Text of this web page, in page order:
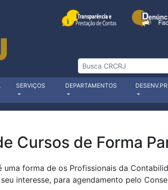
SERVIÇOS DEPARTAMENTOS
Cursos de Forma
forma de os Profissionais da
interesse, para agendamento pelo